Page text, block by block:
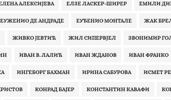
АЛЕКСИЈЕВА ЕЛЗЕ ЛАСКЕР-ШИРЕР ЕМИЛИ
ЕУЖЕНИО ДЕ АНДРАДЕ ЕУЂЕНИО МОНТАЛЕ ЖАК
ЖИВКО ЈЕВТИЋ ЖИЛ СИПЕРВЈЕЛ ЗВОНИМИР
ИВАН В. ЛАЛИЋ ИВАН ЖДАНОВ ИВАН ФРАНКО
ИНГЕБОРГ БАХМАН ИРИНА САБУРОВА ИСМЕТ
КОНРАД БАЈЕР КОНСТАНТИН КАВАФИ